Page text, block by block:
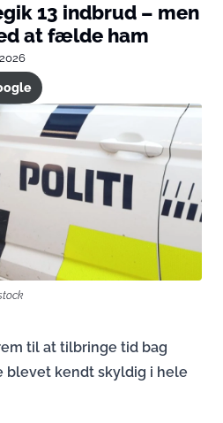
13 indbrud – men
at fælde ham
til at tilbringe tid bag
blevet kendt skyldig i hele